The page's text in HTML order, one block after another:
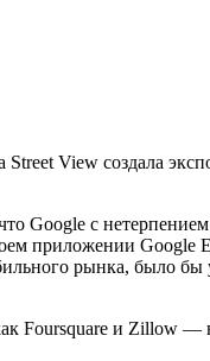
Street View создала
Google с
приложении Google
рынка, было
Foursquare и Zillow —